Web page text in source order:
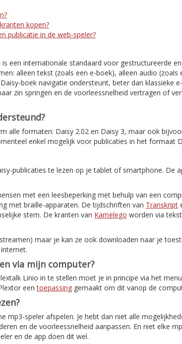
kopen?
publicatie in de web-speler?
een internationale standaard voor gestructureerde
alleen tekst (zoals een e-boek), alleen audio
boek navigatie ondersteunt, beter dan klassieke
zin springen en de voorleessnelheid vertragen of
alle formaten: Daisy 2.02 en Daisy 3, maar ook
enkel mogelijk voor publicaties in het formaat
publicaties te lezen op je tablet of smartphone. De
met een leesbeperking met behulp van een
met braille-apparaten. De tijdschriften van Transkript
stem. De kranten van Kamelego worden via
maar je kan ze ook downloaden naar je
via mijn computer?
Linio in te stellen moet je in principe via het
eentoepassing gemaakt om dit vanop de
mp3-speler afspelen. Je hebt dan niet alle
en de voorleessnelheid aanpassen. En niet elke
en de app doen dit wel.